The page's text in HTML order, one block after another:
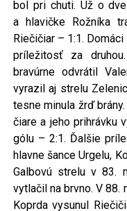
bol pri chuti. Už o
a hlavičke Rožníka
Riečičiar – 1:1.
príležitosť za
bravúrne odvrátil
vyrazil aj strelu
tesne minula žrď
čiare a jeho prihrávku
gólu – 2:1. Ďalšie
hlavne šance Urgelu,
Galbovú strelu v 83.
vytlačil na brvno. V 88.
Koprda vysunul